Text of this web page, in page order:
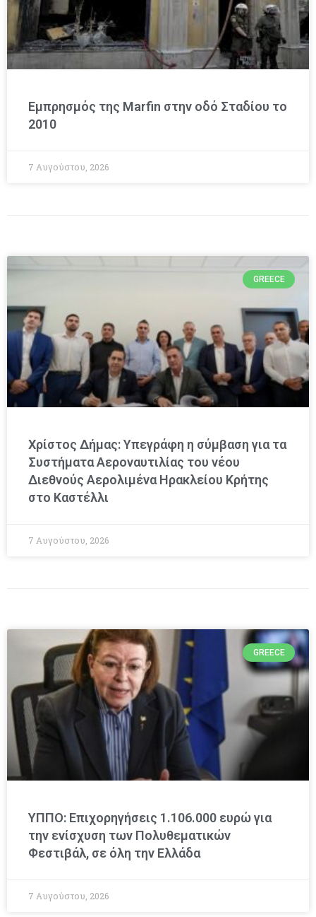
Εμπρησμός της Marfin στην οδό Σταδίου το
2010
7 Αυγούστου, 2026
GREECE
Χρίστος Δήμας: Υπεγράφη η σύμβαση για τα
Συστήματα Αεροναυτιλίας του νέου
Διεθνούς Αερολιμένα Ηρακλείου Κρήτης
στο Καστέλλι
7 Αυγούστου, 2026
GREECE
ΥΠΠΟ: Επιχορηγήσεις 1.106.000 ευρώ για
την ενίσχυση των Πολυθεματικών
Φεστιβάλ, σε όλη την Ελλάδα
7 Αυγούστου, 2026